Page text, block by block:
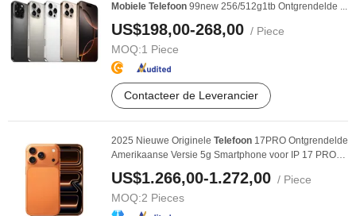
Mobiele Telefoon 99new 256/512g1tb Ontgrendelde ...
US$198,00-268,00 / Piece
MOQ:1 Piece
Contacteer de Leverancier
2025 Nieuwe Originele Telefoon 17PRO Ontgrendelde
Amerikaanse Versie 5g Smartphone voor IP 17 PRO
US$1.266,00-1.272,00 / Piece
MOQ:2 Pieces